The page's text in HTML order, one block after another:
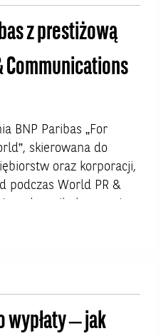
i już dziś
z prestiżową
Communications
BNP Paribas „For
skierowana do
oraz korporacji,
podczas World PR &
doceniło kampanię
historii europejskich
– jak